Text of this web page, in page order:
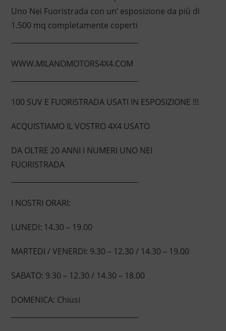
Uno Nei Fuoristrada con un’ esposizione da più di
1.500 mq completamente coperti
WWW.MILANOMOTORS4X4.COM
100 SUV E FUORISTRADA USATI IN ESPOSIZIONE !!!
ACQUISTIAMO IL VOSTRO 4X4 USATO
DA OLTRE 20 ANNI I NUMERI UNO NEI
FUORISTRADA
I NOSTRI ORARI:
LUNEDI: 14.30 – 19.00
MARTEDI / VENERDI: 9.30 – 12.30 / 14.30 – 19.00
SABATO: 9.30 – 12.30 / 14.30 – 18.00
DOMENICA: Chiusi